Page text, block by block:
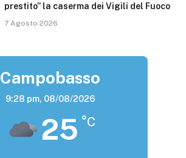
prestito” la caserma dei Vigili del Fuoco
7 Agosto 2026
Campobasso
9:28 pm, 08/08/2026
25 °C